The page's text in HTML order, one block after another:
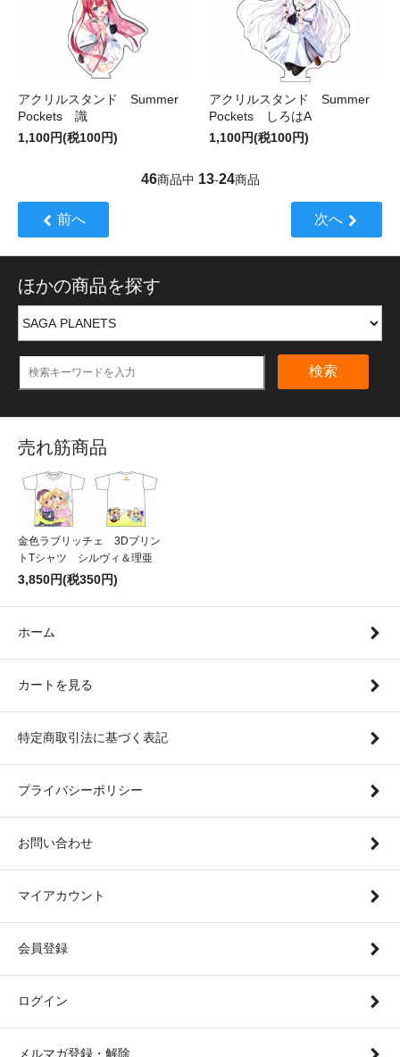
アクリルスタンド Summer
Pockets 識
1,100円(税100円)
アクリルスタンド Summer
Pockets しろはA
1,100円(税100円)
46商品中 13-24商品
前へ 次へ
ほかの商品を探す
検索
売れ筋商品
金色ラブリッチェ 3Dプリン
トTシャツ シルヴィ＆理亜
3,850円(税350円)
ホーム
カートを見る
特定商取引法に基づく表記
プライバシーポリシー
お問い合わせ
マイアカウント
会員登録
ログイン
メルマガ登録・解除